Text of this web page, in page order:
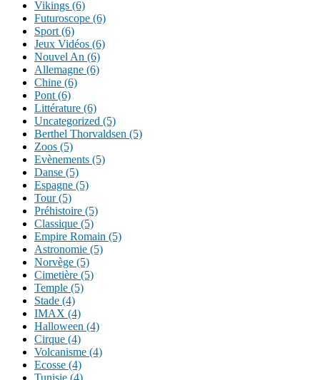
Vikings (6)
Futuroscope (6)
Sport (6)
Jeux Vidéos (6)
Nouvel An (6)
Allemagne (6)
Chine (6)
Pont (6)
Littérature (6)
Uncategorized (5)
Berthel Thorvaldsen (5)
Zoos (5)
Evènements (5)
Danse (5)
Espagne (5)
Tour (5)
Préhistoire (5)
Classique (5)
Empire Romain (5)
Astronomie (5)
Norvège (5)
Cimetière (5)
Temple (5)
Stade (4)
IMAX (4)
Halloween (4)
Cirque (4)
Volcanisme (4)
Ecosse (4)
Tunisie (4)